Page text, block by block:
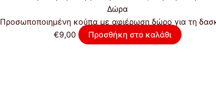
Δώρα
Προσωποποιημένη κούπα με αφιέρωση δώρο για τη
€9,00 Προσθήκη στο καλάθι